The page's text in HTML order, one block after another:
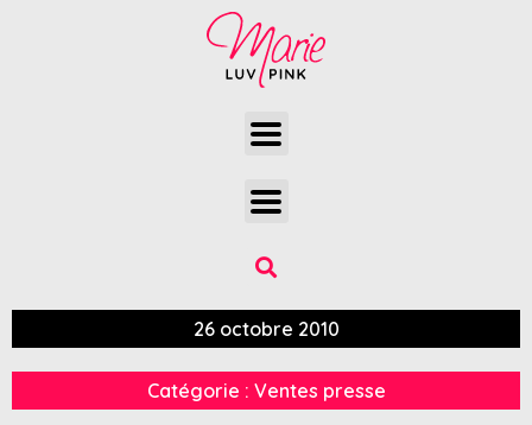
26 octobre 2010
Catégorie : Ventes presse